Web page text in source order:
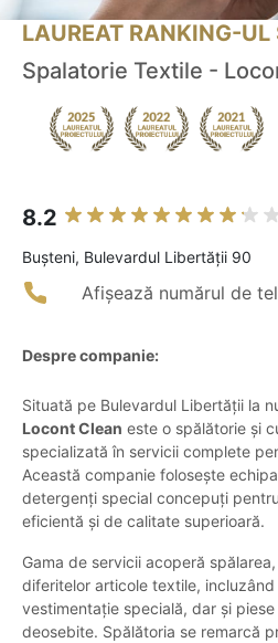
LAUREAT RANKING-UL
Spalatorie Textile -
8.2
Buşteni, Bulevardul Libertății 90
Afișează numărul de
Despre companie:
Situată pe Bulevardul Libertății la
Locont Clean este o spălătorie și
specializată în servicii complete
Această companie folosește
detergenți special concepuți
eficientă și de calitate superioară.
Gama de servicii acoperă
diferitelor articole textile, incluzând
vestimentație specială, dar și
deosebite. Spălătoria se remarcă